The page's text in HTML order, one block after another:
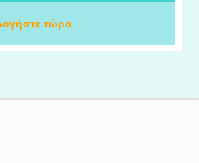
θεραπείες. Στο ΙΑΣΩ Θεσσαλίας,
ογκολογικά συμβούλια για την
θεραπευτική προσέγγιση κάθε
τώρα